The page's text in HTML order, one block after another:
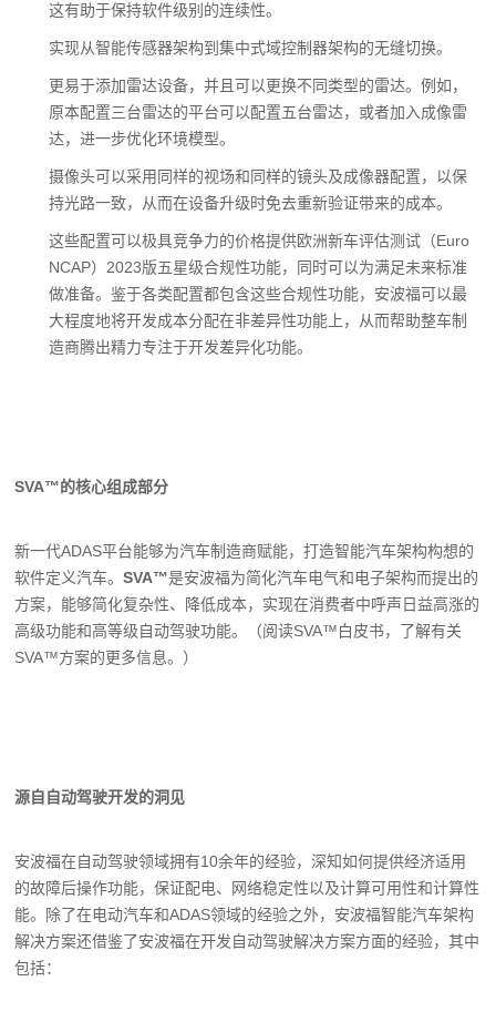
这有助于保持软件级别的连续性。
实现从智能传感器架构到集中式域控制器架构的无缝切换。
更易于添加雷达设备，并且可以更换不同类型的雷达。例如，
原本配置三台雷达的平台可以配置五台雷达，或者加入成像雷
达，进一步优化环境模型。
摄像头可以采用同样的视场和同样的镜头及成像器配置，以保
持光路一致，从而在设备升级时免去重新验证带来的成本。
这些配置可以极具竞争力的价格提供欧洲新车评估测试（Euro
NCAP）2023版五星级合规性功能，同时可以为满足未来标准
做准备。鉴于各类配置都包含这些合规性功能，安波福可以最
大程度地将开发成本分配在非差异性功能上，从而帮助整车制
造商腾出精力专注于开发差异化功能。
SVA™的核心组成部分
新一代ADAS平台能够为汽车制造商赋能，打造智能汽车架构构想的
软件定义汽车。SVA™是安波福为简化汽车电气和电子架构而提出的
方案，能够简化复杂性、降低成本，实现在消费者中呼声日益高涨的
高级功能和高等级自动驾驶功能。（阅读SVA™白皮书，了解有关
SVA™方案的更多信息。）
源自自动驾驶开发的洞见
安波福在自动驾驶领域拥有10余年的经验，深知如何提供经济适用
的故障后操作功能，保证配电、网络稳定性以及计算可用性和计算性
能。除了在电动汽车和ADAS领域的经验之外，安波福智能汽车架构
解决方案还借鉴了安波福在开发自动驾驶解决方案方面的经验，其中
包括：